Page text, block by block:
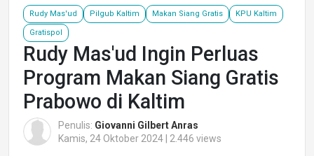
Rudy Mas'ud Pilgub Kaltim Makan Siang Gratis KPU Kaltim
Gratispol
Rudy Mas'ud Ingin Perluas
Program Makan Siang Gratis
Prabowo di Kaltim
Penulis: Giovanni Gilbert Anras
Kamis, 24 Oktober 2024 | 2.446 views